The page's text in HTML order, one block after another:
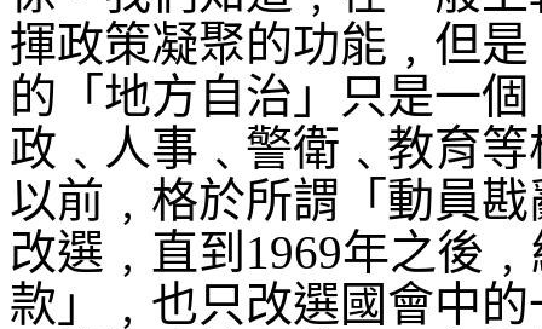
揮政策凝聚的功能﹐但
的「地方自治」只是一
政﹑人事﹑警衛﹑教育等
以前﹐格於所謂「動員
改選﹐直到 1969年之後
款」﹐也只改選國會中